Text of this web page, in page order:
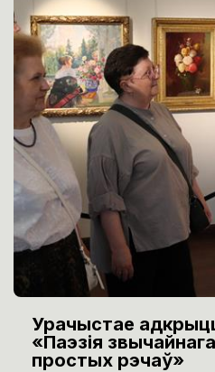
Урачыстае
«Паэзія
простых рэчаў»